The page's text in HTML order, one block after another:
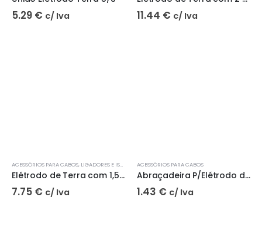
5.29 € c/ Iva 11.44 € c/ Iva
ACESSÓRIOS PARA CABOS, LIGADORES E ISOLAMENTO ,PROTEÇÃO EV
Elétrodo de Terra com 1,5 Metros
7.75 € c/ Iva
ACESSÓRIOS PARA CABOS
Abraçadeira P/Elétrodo de Terra Galvanizada | CYLLUX
1.43 € c/ Iva